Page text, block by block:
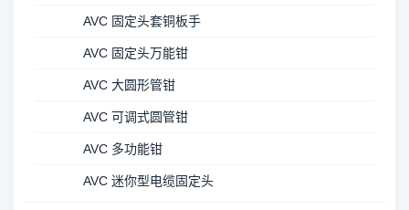
AVC 固定头套铜板手
AVC 固定头万能钳
AVC 大圆形管钳
AVC 可调式圆管钳
AVC 多功能钳
AVC 迷你型电缆固定头